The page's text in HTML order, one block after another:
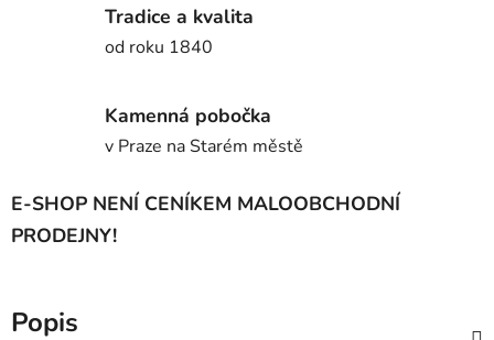
Tradice a kvalita
od roku 1840
Kamenná pobočka
v Praze na Starém městě
E-SHOP NENÍ CENÍKEM MALOOBCHODNÍ
PRODEJNY!
Popis